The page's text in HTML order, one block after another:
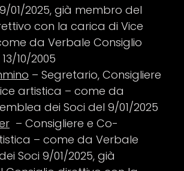
01/2025, già membro del
con la carica di Vice
da Verbale Consiglio
10/2005
– Segretario, Consigliere
artistica – come da
dei Soci del 9/01/2025
– Consigliere e Co-
– come da Verbale
Soci 9/01/2025, già